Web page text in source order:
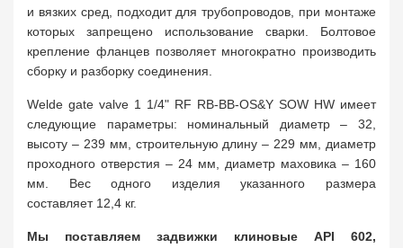
и вязких сред, подходит для трубопроводов, при монтаже
которых запрещено использование сварки. Болтовое
крепление фланцев позволяет многократно производить
сборку и разборку соединения.
Welde gate valve 1 1/4" RF RB-BB-OS&Y SOW HW имеет
следующие параметры: номинальный диаметр – 32,
высоту – 239 мм, строительную длину – 229 мм, диаметр
проходного отверстия – 24 мм, диаметр маховика – 160
мм. Вес одного изделия указанного размера
составляет 12,4 кг.
Мы поставляем задвижки клиновые API 602,